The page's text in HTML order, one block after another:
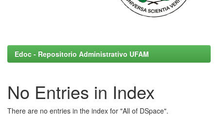
Edoc - Repositorio Administrativo UFAM
No Entries in Index
There are no entries in the index for "All of DSpace".